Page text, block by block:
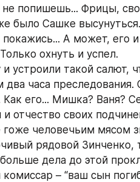
не попишешь... Фрицы,
было Сашке
А может, его
охнуть и успел.
устроили такой салют,
часа преследования.
его... Мишка? Ваня?
отчество своих
человечьим мясом
рядовой Зинченко,
дела до этой
– “ваш сын